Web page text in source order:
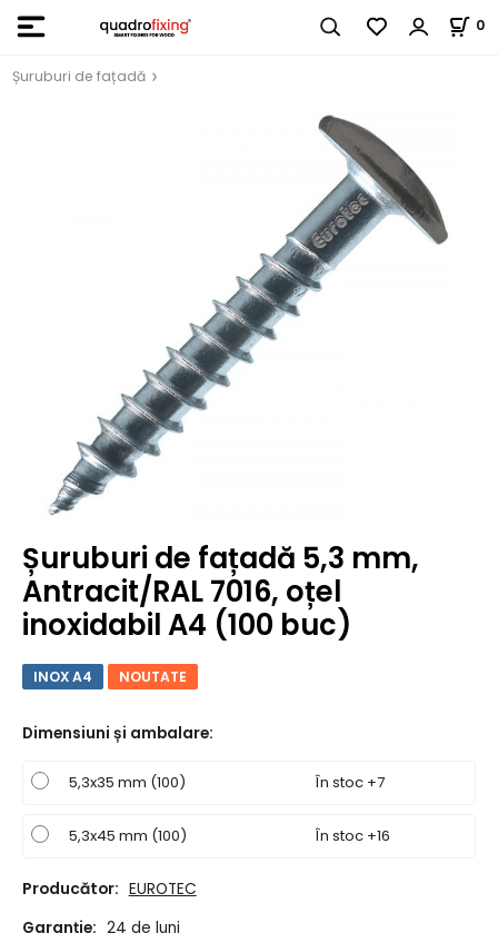
0
Șuruburi de fațadă
Șuruburi de fațadă 5,3 mm,
Antracit/RAL 7016, oțel
inoxidabil A4 (100 buc)
INOX A4 NOUTATE
Dimensiuni și ambalare:
5,3x35 mm (100) În stoc +7
5,3x45 mm (100) În stoc +16
Producător: EUROTEC
Garanție: 24 de luni